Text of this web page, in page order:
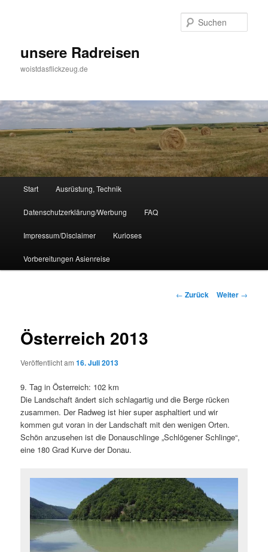
unsere Radreisen
woistdasflickzeug.de
Start Ausrüstung, Technik
Datenschutzerklärung/Werbung FAQ
Impressum/Disclaimer Kurioses
Vorbereitungen Asienreise
Beitrags-
← Zurück Weiter →
Österreich 2013
Veröffentlicht am16. Juli 2013
9. Tag in Österreich: 102 km
Die Landschaft ändert sich schlagartig und die Berge rücken
zusammen. Der Radweg ist hier super asphaltiert und wir
kommen gut voran in der Landschaft mit den wenigen Orten.
Schön anzusehen ist die Donauschlinge „Schlögener Schlinge“,
eine 180 Grad Kurve der Donau.